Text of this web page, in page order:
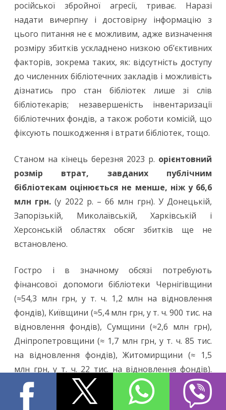
російської збройної агресії, триває. Наразі
надати вичерпну і достовірну інформацію з
цього питання не є можливим, адже визначення
розміру збитків ускладнено низкою об’єктивних
факторів, зокрема таких, як: відсутність доступу
до численних бібліотечних закладів і можливість
дізнатись про стан бібліотек лише зі слів
бібліотекарів; незавершеність інвентаризації
бібліотечних фондів, а також роботи комісій, що
фіксують пошкодження і втрати бібліотек, тощо.
Станом на кінець березня 2023 р. орієнтовний
розмір втрат, завданих публічним
бібліотекам оцінюється не менше, ніж у 66,6
млн грн. (у 2022 р. – 66 млн грн). У Донецькій,
Запорізькій, Миколаївській, Харківській і
Херсонській областях обсяг збитків ще не
встановлено.
Гостро і в значному обсязі потребують
фінансової допомоги бібліотеки Чернігівщини
(≈54,3 млн грн, у т. ч. 1,2 млн на відновлення
фондів), Київщини (≈5,4 млн грн, у т. ч. 900 тис. на
відновлення фондів), Сумщини (≈2,6 млн грн),
Дніпропетровщини (≈ 1,7 млн грн, у т. ч. 85 тис.
на відновлення фондів), Житомирщини (≈ 1,5
млн грн, у т. ч. 22 тис. на відновлення фондів).
Бібліотеки Вінниччини, Закарпаття, Черкащини
та м. Києва зафіксували розмір втрат орієнтовно